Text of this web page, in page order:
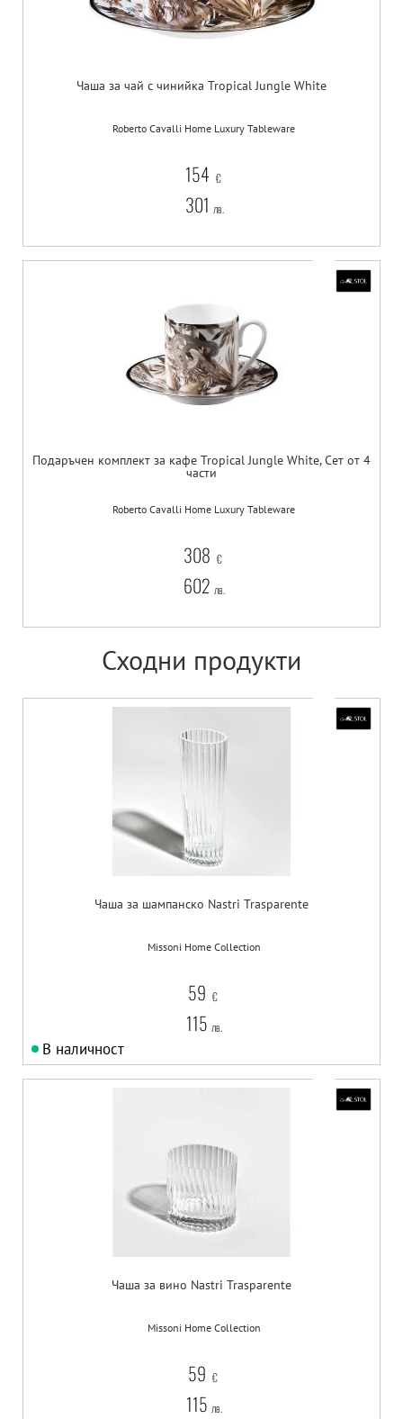
Чаша за чай с чинийка Tropical Jungle White
Roberto Cavalli Home Luxury Tableware
154 €
301 лв.
Подаръчен комплект за кафе Tropical Jungle White, Сет от 4
части
Roberto Cavalli Home Luxury Tableware
308 €
602 лв.
Сходни продукти
Чаша за шампанско Nastri Trasparente
Missoni Home Collection
59 €
115 лв.
В наличност
Чаша за вино Nastri Trasparente
Missoni Home Collection
59 €
115 лв.